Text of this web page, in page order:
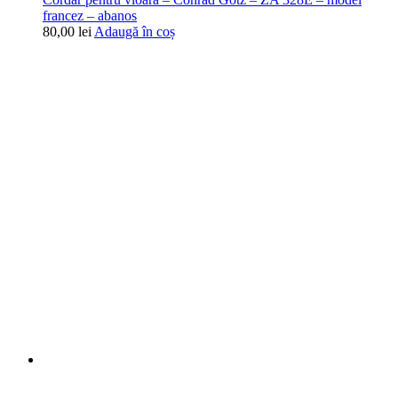
francez – abanos
80,00 lei Adaugă în coș